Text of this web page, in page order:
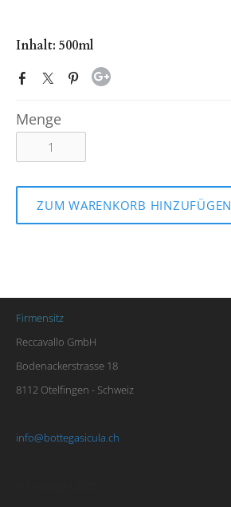
Inhalt: 500ml
Menge
ZUM WARENKORB HINZUFÜGEN
Firmensitz
Reccavallo GmbH
Bodenackerstrasse 18
8112 Otelfingen - Schweiz
info@bottegasicula.ch